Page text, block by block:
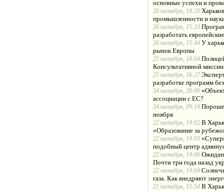
основные успехи и
28 октября, 18:20
промышленности и
26 октября, 15:33
разработать
26 октября, 15:44 У
рынок Европы
25 октября, 18:04
Консультативной
25 октября, 16:27
разработке программ
24 октября, 20:00
ассоциации с ЕС?
24 октября, 09:18
ноября
22 октября, 19:02 В
«Образование за
22 октября, 19:03
подобный центр
22 октября, 19:06
Почти три года назад
22 октября, 19:04
газа. Как внедряют
21 октября, 15:54 В